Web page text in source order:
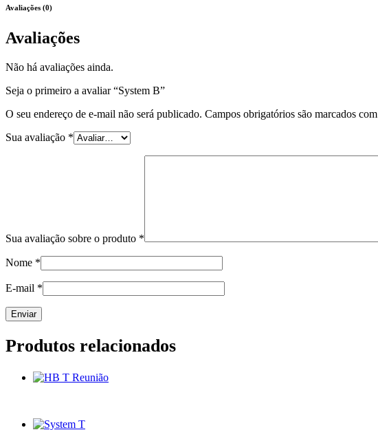
Avaliações (0)
Avaliações
Não há avaliações ainda.
Seja o primeiro a avaliar “System B”
O seu endereço de e-mail não será publicado. Campos obrigatórios são marcados com
Sua avaliação *
Sua avaliação sobre o produto *
Nome *
E-mail *
Produtos relacionados